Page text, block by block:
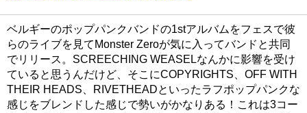
ベルギーのポップパンクバンドの1stアルバムをフェスで彼
らのライブを見てMonster Zeroが気に入ってバンドと共同
でリリース。SCREECHING WEASELなんかに影響を受け
ていると思うんだけど、そこにCOPYRIGHTS、OFF WITH
THEIR HEADS、RIVETHEADといったラフポップパンクな
感じをブレンドした感じで勢いがかなりある！これは3コー